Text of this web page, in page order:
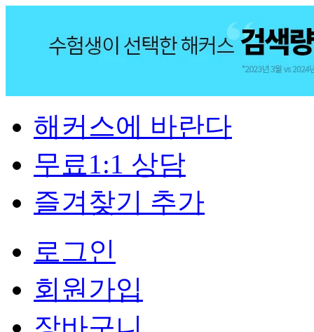
해커스에 바란다
무료1:1 상담
즐겨찾기 추가
로그인
회원가입